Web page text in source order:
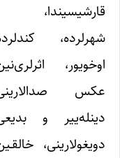
قارشیسیندا،
شهرلرده، کند‌لرده
اوخویور، اثرلری‌نین
عکس صدالارینی
دینله‌ییر و بدیعی
دویغولارینی، خالقـین